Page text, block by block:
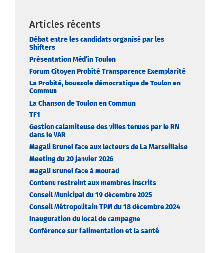
Articles récents
Débat entre les candidats organisé par les
Shifters
Présentation Méd’in Toulon
Forum Citoyen Probité Transparence Exemplarité
La Probité, boussole démocratique de Toulon en
Commun
La Chanson de Toulon en Commun
TF1
Gestion calamiteuse des villes tenues par le RN
dans le VAR
Magali Brunel face aux lecteurs de La Marseillaise
Meeting du 20 janvier 2026
Magali Brunel face à Mourad
Contenu restreint aux membres inscrits
Conseil Municipal du 19 décembre 2025
Conseil Métropolitain TPM du 18 décembre 2024
Inauguration du local de campagne
Conférence sur l’alimentation et la santé